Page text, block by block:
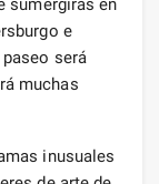
sumergirás en
e
será
muchas
inusuales